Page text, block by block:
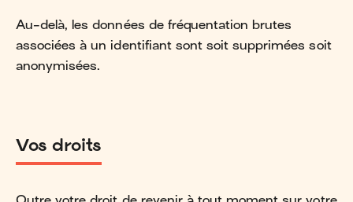
Au-delà, les données de fréquentation brutes
associées à un identifiant sont soit supprimées soit
anonymisées.
Vos droits